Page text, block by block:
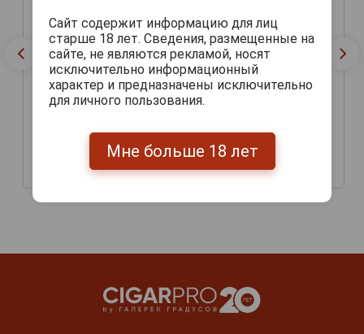
Сигариллы Romeo y
Julieta Club
2 845 руб.
Сигариллы Romeo y
Julieta Mini
1 220 руб.
Сайт содержит информацию для лиц
старше 18 лет. Сведения, размещенные на
сайте, не являются рекламой, носят
исключительно информационный
характер и предназначены исключительно
для личного пользования.
Мне больше 18 лет